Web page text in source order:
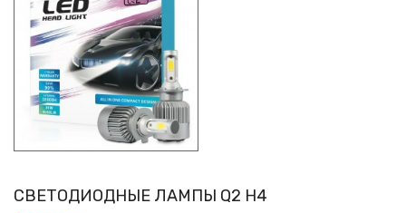
СВЕТОДИОДНЫЕ ЛАМПЫ Q2 H4